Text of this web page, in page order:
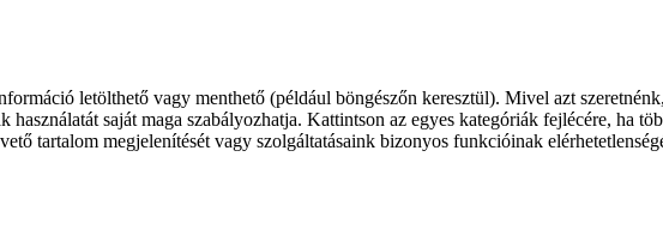
letölthető vagy menthető (például böngészőn keresztül). Mivel azt
saját maga szabályozhatja. Kattintson az egyes kategóriák fejlécére, ha
tartalom megjelenítését vagy szolgáltatásaink bizonyos funkcióinak